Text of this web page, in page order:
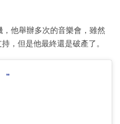
他舉辦多次的音樂會，雖然
，但是他最終還是破產了。